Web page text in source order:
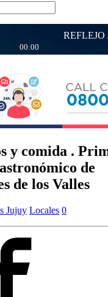
y comida .
de
de los Valles
Jujuy Locales 0